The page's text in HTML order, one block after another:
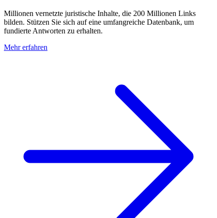
Millionen vernetzte juristische Inhalte, die 200 Millionen Links
bilden. Stützen Sie sich auf eine umfangreiche Datenbank, um
fundierte Antworten zu erhalten.
Mehr erfahren